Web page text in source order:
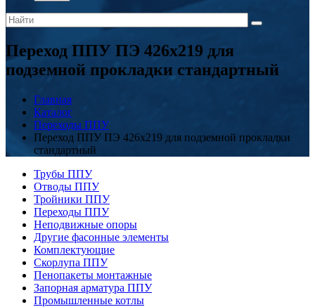
Переход ППУ ПЭ 426x219 для
подземной прокладки стандартный
Главная
Каталог
Переходы ППУ
Переход ППУ ПЭ 426x219 для подземной прокладки
стандартный
Трубы ППУ
Отводы ППУ
Тройники ППУ
Переходы ППУ
Неподвижные опоры
Другие фасонные элементы
Комплектующие
Скорлупа ППУ
Пенопакеты монтажные
Запорная арматура ППУ
Промышленные котлы